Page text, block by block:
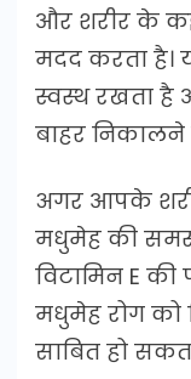
और शरीर के
मदद करता है।
स्वस्थ रखता है
बाहर
अगर आपके
मधुमेह की
विटामिन E की
मधुमेह रोग को
साबित हो